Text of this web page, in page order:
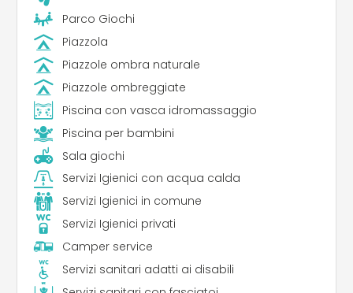
Parco Giochi
Piazzola
Piazzole ombra naturale
Piazzole ombreggiate
Piscina con vasca idromassaggio
Piscina per bambini
Sala giochi
Servizi Igienici con acqua calda
Servizi Igienici in comune
Servizi Igienici privati
Camper service
Servizi sanitari adatti ai disabili